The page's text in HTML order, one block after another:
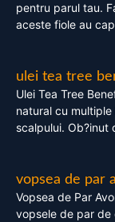
pentru parul tau.
aceste fiole au
ulei tea tree
Ulei Tea Tree
natural cu
scalpului. Ob?inut
vopsea de par
Vopsea de Par
vopsele de par de